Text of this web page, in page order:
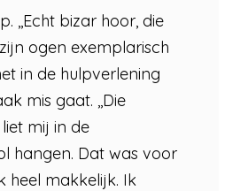
,,Echt bizar hoor, die
ogen exemplarisch
in de hulpverlening
mis gaat. ,,Die
mij in de
hangen. Dat was voor
heel makkelijk. Ik